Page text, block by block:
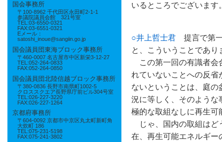
国会事務所
〒100-8962 千代田区永田町2-1-1
参議院議員会館 321号室
TEL:03-6550-0321
FAX:03-6551-0321
Eメール：
satoshi_inoue@sangiin.go.jp
国会議員団東海ブロック事務所
〒460-0007 名古屋市中区新栄3-12-27
TEL:052-264-0833
FAX:052-264-0850
国会議員団北陸信越ブロック事務所
〒380-0836 長野市南県町1002-5
クロススクエア長野県庁前ビル304号室
TEL:026-227-3220
FAX:026-227-1264
京都府事務所
〒604-0092 京都市中京区丸太町新町角
大炊町 186
TEL:075-231-5198
FAX:075-241-3802
いるところでございます
○井上哲士君 提言で第
と、こういうことであり
この第一回の有識者会
れていないことへの反
ないということは、庭
況に等しく、そのような
極的な取組なしに再生可
じゃ、国内の取組はど
在、再生可能エネルギー